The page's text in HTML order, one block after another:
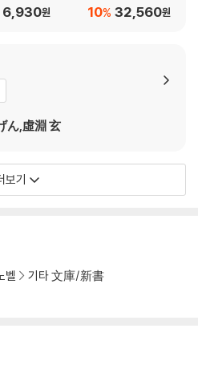
6,930원
年記念(下)
32,560원
10%
ん,虛淵 玄
보기
벨
기타 文庫/新書